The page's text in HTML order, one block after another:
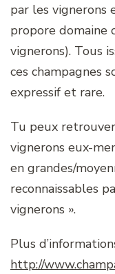
par les vignerons
propore domaine
vignerons). Tous
ces champagnes
expressif et rare.
Tu peux
vignerons eux-
en grandes/
reconnaissables
vignerons ».
Plus
http://